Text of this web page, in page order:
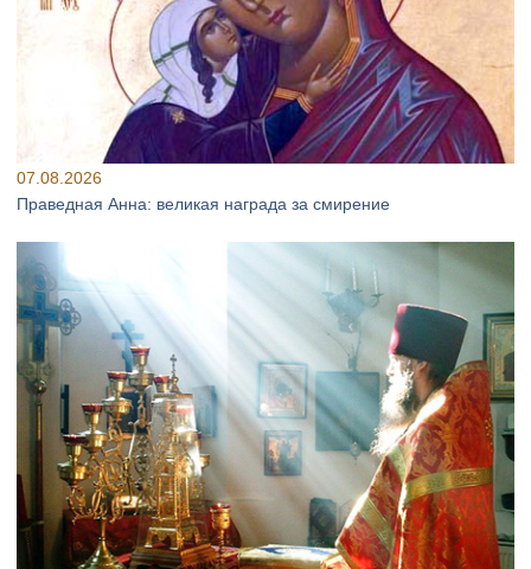
07.08.2026
Праведная Анна: великая награда за смирение